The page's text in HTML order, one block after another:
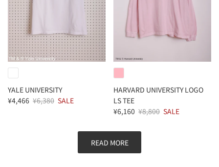
YALE UNIVERSITY
¥4,466 ¥6,380 SALE
HARVARD UNIVERSITY LOGO
LS TEE
¥6,160 ¥8,800 SALE
READ MORE